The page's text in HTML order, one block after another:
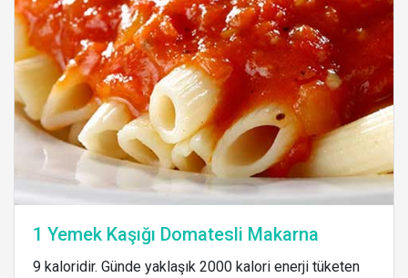
1 Yemek Kaşığı Domatesli Makarna
9 kaloridir. Günde yaklaşık 2000 kalori enerji tüketen